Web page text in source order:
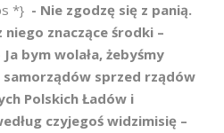
*} - Nie zgodzę się z panią.
znaczące środki –
Ja bym wolała, żebyśmy
sprzed rządów
Polskich Ładów i
czyjegoś widzimisię –